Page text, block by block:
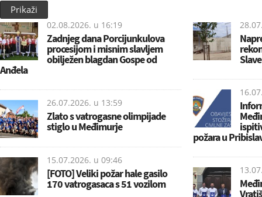
Prikaži
02.08.2026. u 16:19
Zadnjeg dana Porcijunkulova
procesijom i misnim slavljem
obilježen blagdan Gospe od
Anđela
26.07.2026. u 13:59
Zlato s vatrogasne olimpijade
stiglo u Međimurje
15.07.2026. u 09:46
[FOTO] Veliki požar hale gasilo
170 vatrogasaca s 51 vozilom
požara u